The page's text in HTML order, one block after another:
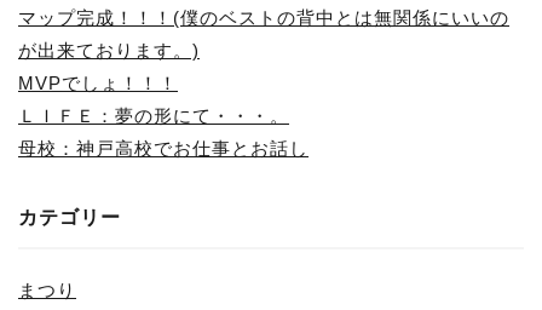
マップ完成！！！(僕のベストの背中とは無関係にいいの
が出来ております。)
MVPでしょ！！！
ＬＩＦＥ：夢の形にて・・・。
母校：神戸高校でお仕事とお話し
カテゴリー
まつり